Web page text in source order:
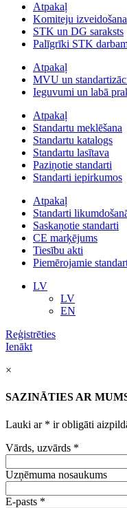
Atpakaļ
Komiteju izveidošana
STK un DG saraksts
Palīgrīki STK
Atpakaļ
MVU un
Ieguvumi un labā
Atpakaļ
Standartu meklēšana
Standartu katalogs
Standartu lasītava
Paziņotie standarti
Standarti iepirkumos
Atpakaļ
Standarti
Saskaņotie standarti
CE marķējums
Tiesību akti
Piemērojamie
LV
LV
EN
Reģistrēties
Ienākt
×
SAZINĀTIES AR
Lauki ar * ir obligāti
Vārds, uzvārds *
Uzņēmuma nosaukums
E-pasts *